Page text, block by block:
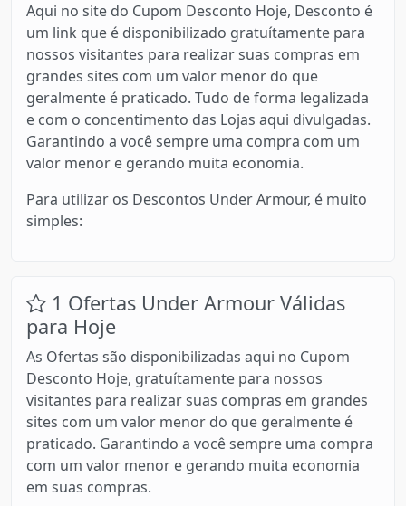
Aqui no site do Cupom Desconto Hoje, Desconto é
um link que é disponibilizado gratuítamente para
nossos visitantes para realizar suas compras em
grandes sites com um valor menor do que
geralmente é praticado. Tudo de forma legalizada
e com o concentimento das Lojas aqui divulgadas.
Garantindo a você sempre uma compra com um
valor menor e gerando muita economia.
Para utilizar os Descontos Under Armour, é muito
simples:
1 Ofertas Under Armour Válidas
para Hoje
As Ofertas são disponibilizadas aqui no Cupom
Desconto Hoje, gratuítamente para nossos
visitantes para realizar suas compras em grandes
sites com um valor menor do que geralmente é
praticado. Garantindo a você sempre uma compra
com um valor menor e gerando muita economia
em suas compras.